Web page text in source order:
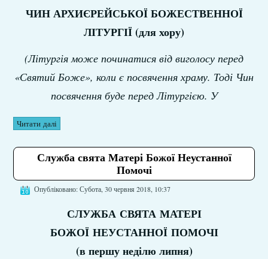
ЧИН АРХИЄРЕЙСЬКОЇ БОЖЕСТВЕННОЇ
ЛІТУРГІЇ (для хору)
(Літургія може починатися від виголосу перед
«Святий Боже», коли є посвячення храму. Тоді Чин
посвячення буде перед Літургією. У
Читати далі
Служба свята Матері Божої Неустанної
Помочі
Опубліковано: Субота, 30 червня 2018, 10:37
СЛУЖБА СВЯТА МАТЕРІ
БОЖОЇ НЕУСТАННОЇ ПОМОЧІ
(в першу неділю липня)